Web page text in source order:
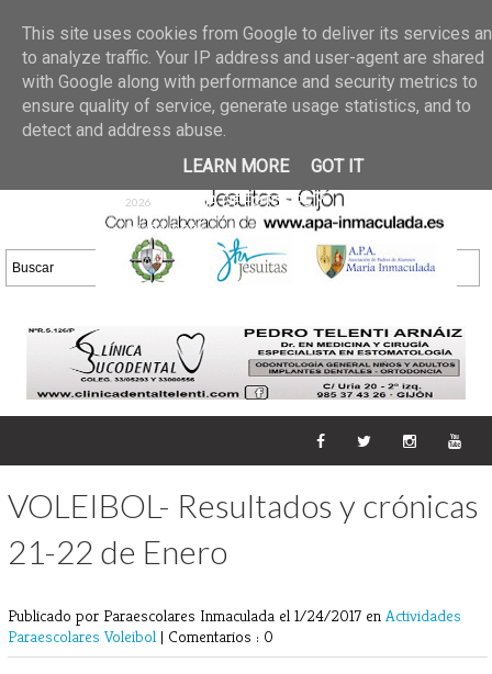
02 jun 2026
GALERIA DE FOTOS
30/05/2026
25 may 2026
GALERIA
DE FOTOS 23/05/2026
20 may
2026
GALERIA DE FOTOS
16/05/2026
DE FOTOS 09/05/2026
28 abr
2026
GALERIA DE FOTOS 25 Y
26/04/2026
VOLEIBOL- Resultados y crónicas
21-22 de Enero
Publicado por Paraescolares Inmaculada el 1/24/2017 en Actividades
Paraescolares Voleibol | Comentarios : 0
This site uses cookies from Google to deliver its services
to analyze traffic. Your IP address and user-agent are shared
with Google along with performance and security metrics to
ensure quality of service, generate usage statistics, and to
detect and address abuse.
LEARN MORE
GOT IT